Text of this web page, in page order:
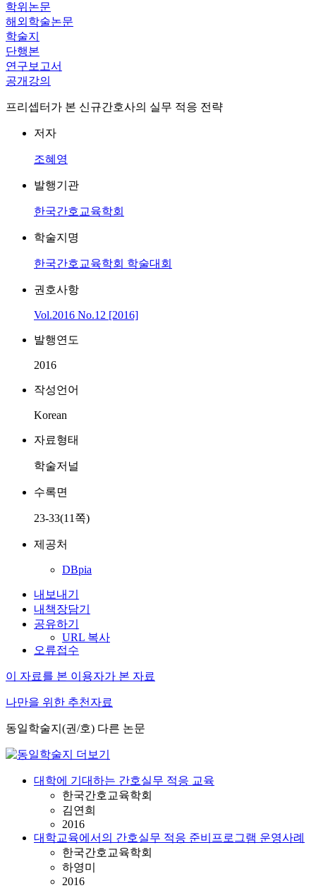
학위논문
해외학술논문
학술지
단행본
연구보고서
공개강의
프리셉터가 본 신규간호사의 실무 적응 전략
저자
조혜영
발행기관
한국간호교육학회
학술지명
한국간호교육학회 학술대회
권호사항
Vol.2016 No.12 [2016]
발행연도
2016
작성언어
Korean
자료형태
학술저널
수록면
23-33(11쪽)
제공처
DBpia
내보내기
내책장담기
공유하기
URL 복사
오류접수
이 자료를 본 이용자가 본 자료
나만을 위한 추천자료
동일학술지(권/호) 다른 논문
대학에 기대하는 간호실무 적응 교육
한국간호교육학회
김연희
2016
대학교육에서의 간호실무 적응 준비프로그램 운영사례
한국간호교육학회
하영미
2016